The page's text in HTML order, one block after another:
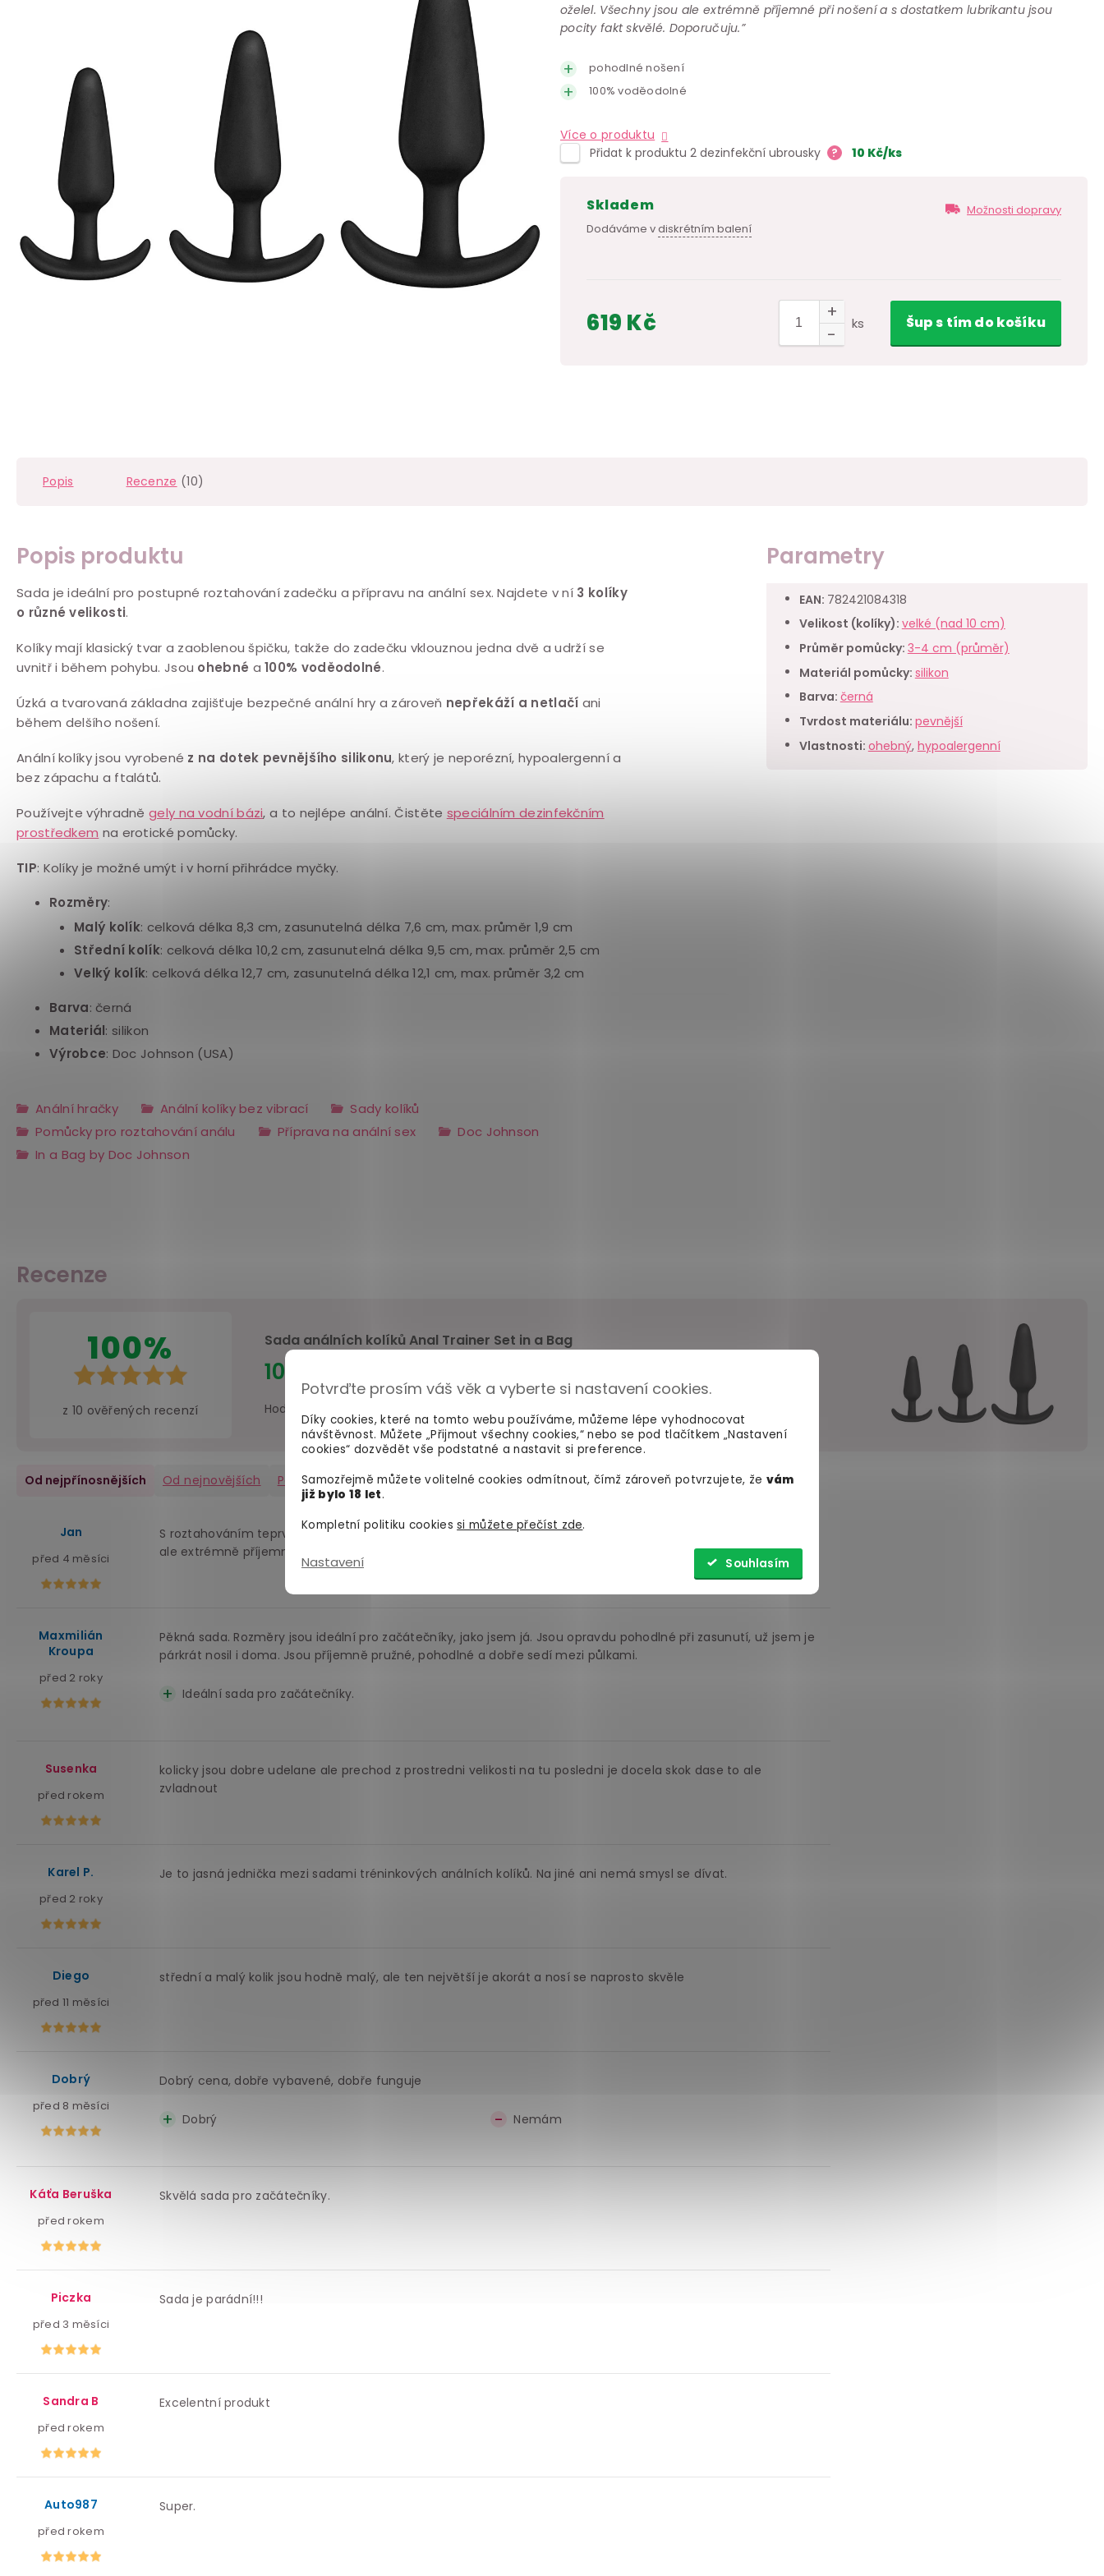
Potvrďte prosím váš věk a vyberte si nastavení cookies.
Díky cookies, které na tomto webu používáme, můžeme lépe vyhodnocovat
návštěvnost. Můžete „Přijmout všechny cookies,“ nebo se pod tlačítkem „Nastavení
cookies“ dozvědět vše podstatné a nastavit si preference.
Samozřejmě můžete volitelné cookies odmítnout, čímž zároveň potvrzujete, že vám
již bylo 18 let.
Kompletní politiku cookiessi můžete přečíst zde.
Nastavení Souhlasím
oželel. Všechny jsou ale extrémně příjemné při nošení a s dostatkem lubrikantu jsou
pocity fakt skvělé. Doporučuju.”
pohodlné nošení
100% voděodolné
Více o produktu
Přidat k produktu 2 dezinfekční ubrousky
? 10 Kč/ks
skladem
Dodáváme vdiskrétním balení
Možnosti dopravy
619 Kč ks Šups tímdo košíku
Popis Recenze (10)
Popis produktu
Sada je ideální pro postupné roztahování zadečku a přípravu na anální sex. Najdete v ní 3 kolíky
o různé velikosti.
Kolíky mají klasický tvar a zaoblenou špičku, takže do zadečku vklouznou jedna dvě a udrží se
uvnitř i během pohybu. Jsou ohebné a100% voděodolné.
Úzká a tvarovaná základna zajišťuje bezpečné anální hry a zároveň nepřekáží a netlačí ani
během delšího nošení.
Anální kolíky jsou vyrobené z na dotek pevnějšího silikonu, který je neporézní, hypoalergenní a
bez zápachu a ftalátů.
Používejte výhradněgely na vodní bázi, a to nejlépe anální. Čistěte speciálním dezinfekčním
prostředkem na erotické pomůcky.
TIP: Kolíky je možné umýt i v horní přihrádce myčky.
Rozměry:
Malý kolík: celková délka 8,3 cm, zasunutelná délka 7,6 cm, max. průměr 1,9 cm
Střední kolík: celková délka 10,2 cm, zasunutelná délka 9,5 cm, max. průměr 2,5 cm
Velký kolík: celková délka 12,7 cm, zasunutelná délka 12,1 cm, max. průměr 3,2 cm
Barva: černá
Materiál: silikon
Výrobce: Doc Johnson (USA)
Anální hračky Anální kolíky bez vibrací
Sady kolíků
Pomůcky pro roztahování análu
Příprava na anální sex
Doc Johnson
In a Bag by Doc Johnson
Parametry
EAN: 782421084318
Velikost (kolíky): velké (nad 10 cm)
Průměr pomůcky: 3-4 cm (průměr)
Materiál pomůcky: silikon
Barva: černá
Tvrdost materiálu: pevnější
Vlastnosti: ohebný, hypoalergenní
Recenze
100%
z 10 ověřených recenzí
Sada análních kolíků Anal Trainer Set in a Bag
10×
Hodnotit produkty mohou pouze zákazníci, kteří si tento
Od nejpřínosnějších Od nejnovějších Pozitivní (10) Negativní (0)
Jan
před 4 měsíci
S roztahováním teprv začínám ale už jsem u největšího kolíku. Ten nejmenší bych klidně oželel. Všechny jsou
ale extrémně příjemné při nošení a s dostatkem lubrikantu jsou pocity fakt skvělé. Doporučuju.
Maxmilián
Kroupa
před 2 roky
Pěkná sada. Rozměry jsou ideální pro začátečníky, jako jsem já. Jsou opravdu pohodlné při zasunutí, už jsem je
párkrát nosil i doma. Jsou příjemně pružné, pohodlné a dobře sedí mezi půlkami.
Ideální sada pro začátečníky.
Susenka
před rokem
kolicky jsou dobre udelane ale prechod z prostredni velikosti na tu posledni je docela skok dase to ale
zvladnout
Karel P.
před 2 roky
Je to jasná jednička mezi sadami tréninkových análních kolíků. Na jiné ani nemá smysl se dívat.
Diego
před 11 měsíci
střední a malý kolik jsou hodně malý, ale ten největší je akorát a nosí se naprosto skvěle
Dobrý
před 8 měsíci
Dobrý cena, dobře vybavené, dobře funguje
Dobrý Nemám
Káťa Beruška
před rokem
Skvělá sada pro začátečníky.
Piczka
před 3 měsíci
Sada je parádní!!!
Sandra B
před rokem
Excelentní produkt
Auto987
před rokem
Super.